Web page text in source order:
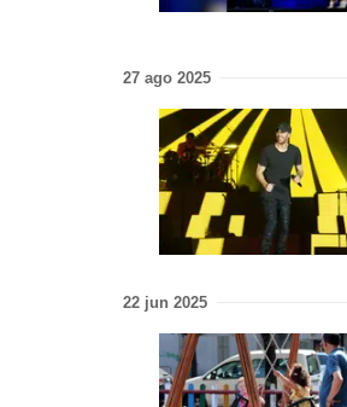
27 ago 2025
22 jun 2025